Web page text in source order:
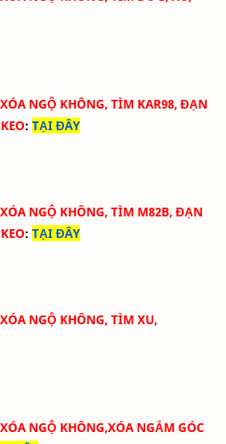
XÓA NGỘ KHÔNG, TÌM KAR98, ĐẠN
: TẠI ĐÂY
XÓA NGỘ KHÔNG, TÌM M82B, ĐẠN
: TẠI ĐÂY
NGỘ KHÔNG, TÌM XU,
NGỘ KHÔNG,XÓA NGẮM GÓC